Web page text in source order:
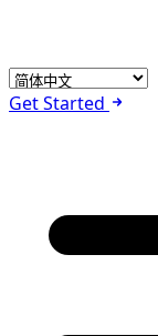
Get Started